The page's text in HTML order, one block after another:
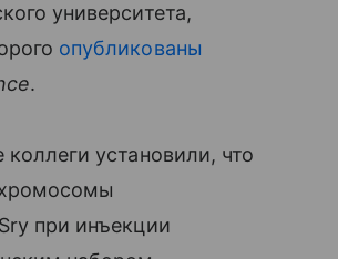
университета,
опубликованы
.
установили, что
при инъекции